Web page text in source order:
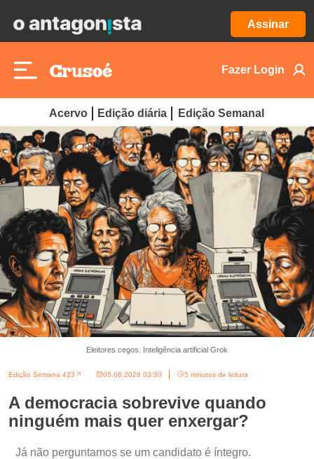
Assinar
Fazer Login
Acervo Edição diária Edição Semanal
Eleitores cegos. Inteligência artificial Grok
Edição Semana 423 05.06.2026 03:30 5 minutos de leitura
A democracia sobrevive quando
ninguém mais quer enxergar?
Já não perguntamos se um candidato é íntegro.